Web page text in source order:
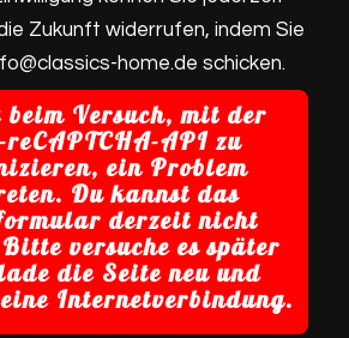
Zukunft widerrufen, indem Sie
home.de schicken.
beim Versuch, mit der
reCAPTCHA-API zu
ein Problem
Du kannst das
derzeit nicht
versuche es später
die Seite neu und
Internetverbindung.